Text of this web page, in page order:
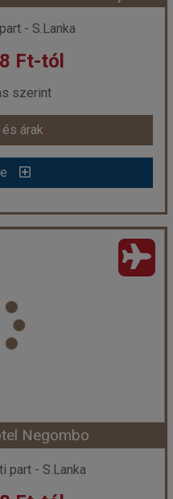
Ft-tól
árak
- S.Lanka
Ft-tól
szerint
és árak
Unawatuna - 5 éjszakás
Repülővel
szerint
Hotel *****
- Deluxe Double Room
12 | 5 éj
Negombo
part - S.Lanka